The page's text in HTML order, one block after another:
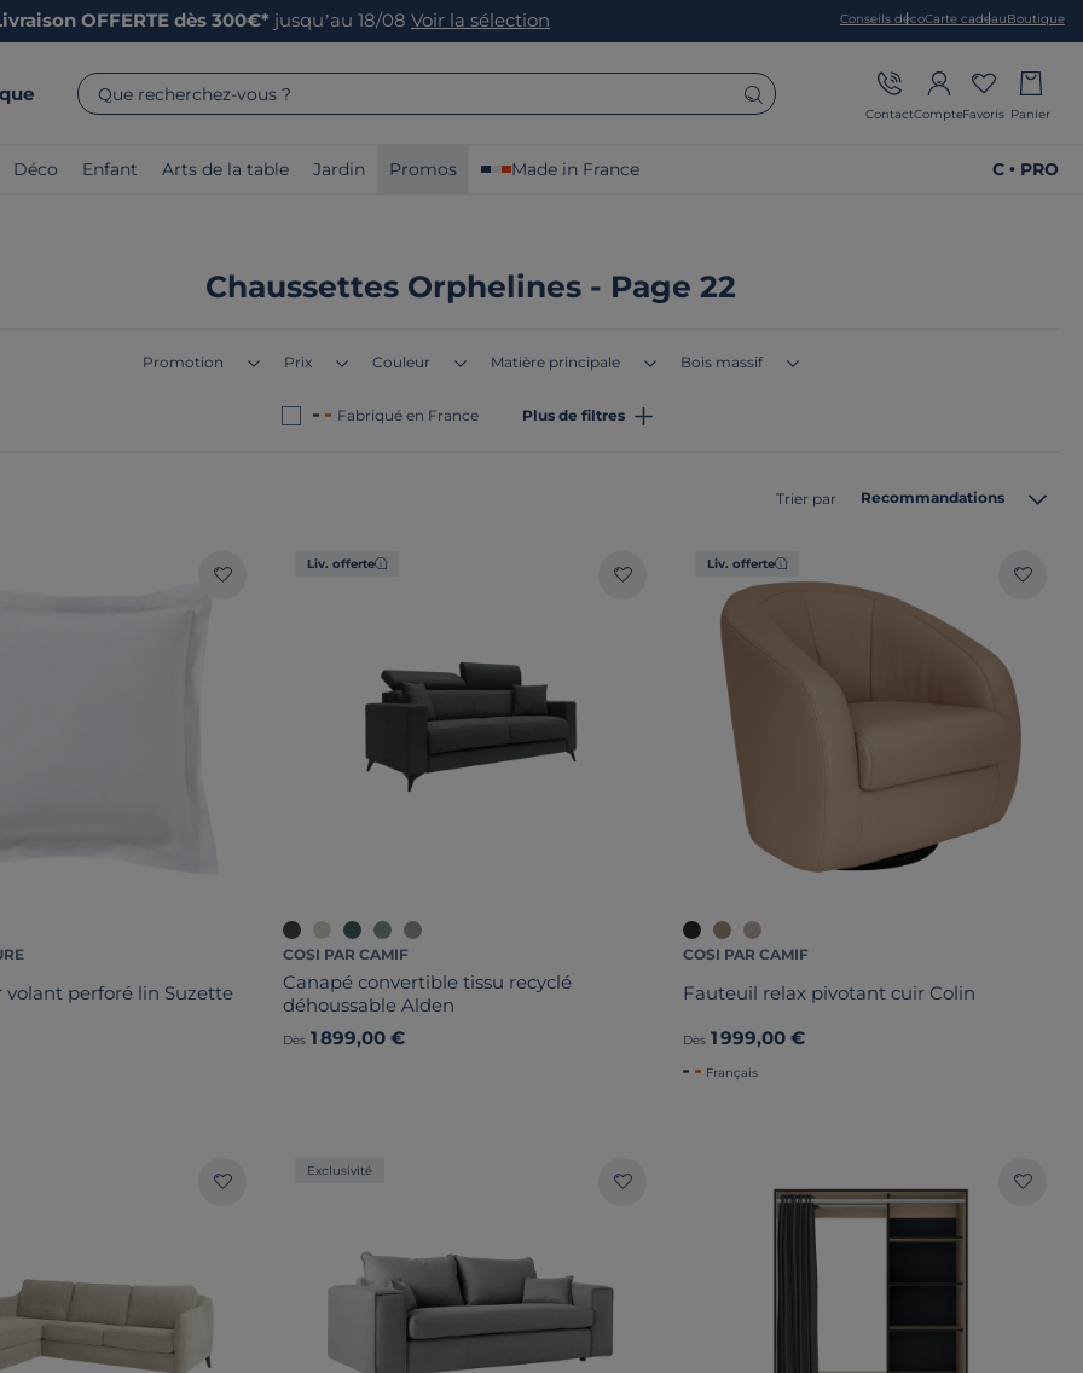
OFFERTE dès 300€* jusqu’au 18/08 Voir la sélection Conseils décoCarte cadeauBoutique
Que recherchez-vous ?
ContactCompteFavoris Panier
Déco Enfant Arts de la table Jardin Promos Made in France C • PRO
Chaussettes Orphelines - Page 22
Promotion Prix Couleur Matière principale Bois massif
Fabriqué en France Plus de filtres
Trier par Recommandations
volant perforé lin Suzette
Liv. offerte
COSI PAR CAMIF
Canapé convertible tissu recyclé
déhoussable Alden
Dès 1 899,00 €
Liv. offerte
COSI PAR CAMIF
Fauteuil relax pivotant cuir Colin
Dès 1 999,00 €
Français
Exclusivité